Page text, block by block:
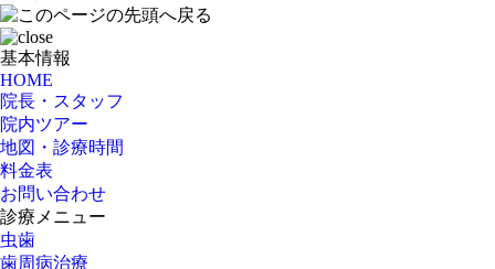
基本情報
HOME
院長・スタッフ
院内ツアー
地図・診療時間
料金表
お問い合わせ
診療メニュー
虫歯
歯周病治療